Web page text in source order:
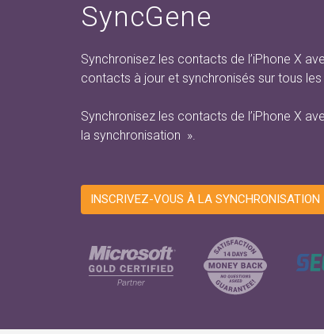
SyncGene
Synchronisez les contacts de l’iPhone X
contacts à jour et synchronisés sur tous
Synchronisez les contacts de l’iPhone X
la synchronisation ».
INSCRIVEZ-VOUS À LA SYNCHRONISATION